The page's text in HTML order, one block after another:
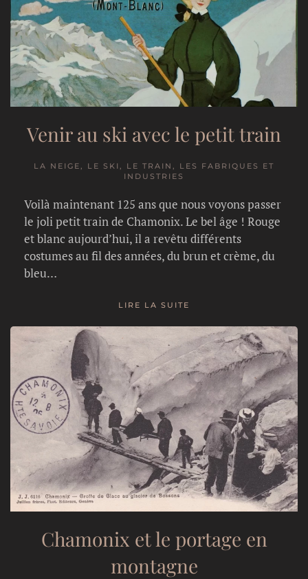
Venir au ski avec le petit train
LA NEIGE, LE SKI, LE TRAIN, LES FABRIQUES ET
INDUSTRIES
Voilà maintenant 125 ans que nous voyons passer
le joli petit train de Chamonix. Le bel âge ! Rouge
et blanc aujourd’hui, il a revêtu différents
costumes au fil des années, du brun et crème, du
bleu…
LIRE LA SUITE
Chamonix et le portage en
montagne